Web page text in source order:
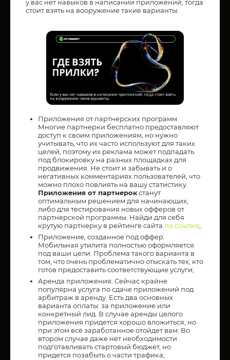
у вас нет навыков в написании приложений, тогда
стоит взять на вооружение такие варианты:
Приложения от партнерских программ.
Многие партнерки бесплатно предоставляют
доступ к своим приложениям, но нужно
учитывать, что их часто используют для таких
целей, поэтому их реклама может подпадать
под блокировку на разных площадках для
продвижения. Не стоит и забывать и о
негативных комментариях пользователей, что
можно плохо повлиять на вашу статистику.
Приложения от партнерокстанут
оптимальным решением для начинающих,
либо для тестирования новых офферов от
партнерской программы. Найди для себя
крутую партнерку в рейтинге сайта по ссылке;
Приложение, созданное под оффер.
Мобильная утилита полностью оформляется
под ваши цели. Проблема такого варианта в
том, что очень проблематично отыскать тех, кто
готов предоставить соответствующие услуги;
Аренда приложения. Сейчас крайне
популярна услуга по сдаче приложений под
арбитраж в аренду. Есть два основных
варианта оплаты: за приложение или
конкретный лид. В случае аренды целого
приложения придется хорошо вложиться, но
при этом всё заработанное отойдет вам. Во
втором случае даже нет необходимости
подготавливать стартовый бюджет, но
придется позабыть о части трафика;